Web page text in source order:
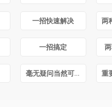
一招快速解决
一招搞定
毫无疑问当然可以